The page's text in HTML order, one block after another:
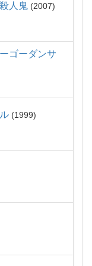
人鬼 2007
ゴーダンサ
1999